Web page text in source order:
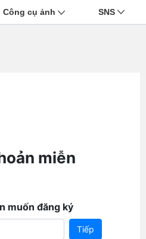
Công cụ ảnh SNS
miễn
muốn đăng ký
Tiếp